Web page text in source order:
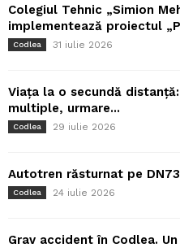
Colegiul Tehnic „Simion
implementează proiectul
Codlea 31 iulie 2026
Viața la o secundă
multiple, urmare...
Codlea 29 iulie 2026
Autotren răsturnat pe
Codlea 24 iulie 2026
Grav accident în Codlea.